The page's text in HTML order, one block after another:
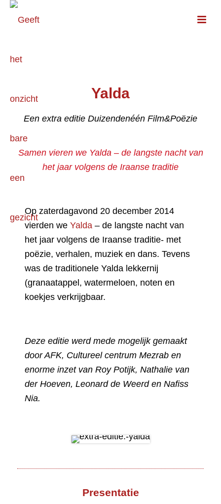
Yalda
Een extra editie Duizendenéén Film&Poëzie
Samen vieren we Yalda – de langste nacht van
het jaar volgens de Iraanse traditie
Op zaterdagavond 20 december 2014
vierden we Yalda – de langste nacht van
het jaar volgens de Iraanse traditie- met
poëzie, verhalen, muziek en dans. Tevens
was de traditionele Yalda lekkernij
(granaatappel, watermeloen, noten en
koekjes verkrijgbaar.
Deze editie werd mede mogelijk gemaakt
door AFK, Cultureel centrum Mezrab en
enorme inzet van Roy Potijk, Nathalie van
der Hoeven, Leonard de Weerd en Nafiss
Nia.
Presentatie